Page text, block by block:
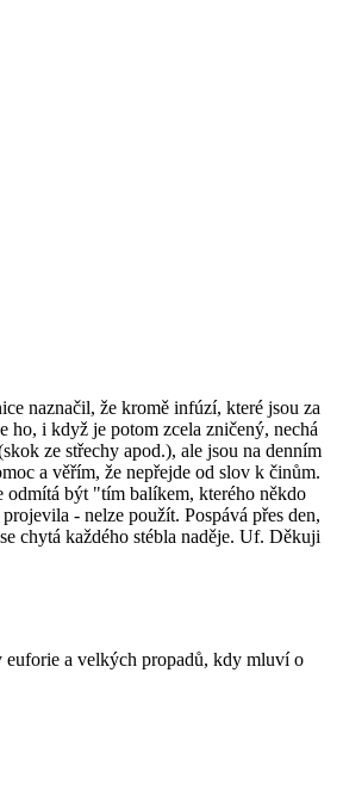
naznačil, že kromě infúzí, které jsou za
ho, i když je potom zcela zničený, nechá
ze střechy apod.), ale jsou na denním
a věřím, že nepřejde od slov k činům.
odmítá být "tím balíkem, kterého někdo
- nelze použít. Pospává přes den,
chytá každého stébla naděje. Uf. Děkuji
euforie a velkých propadů, kdy mluví o